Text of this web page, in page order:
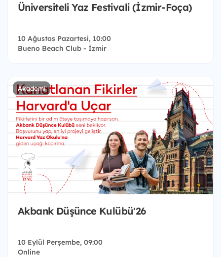
Üniversiteli Yaz Festivali (İzmir-Foça)
10 Ağustos Pazartesi, 10:00
Bueno Beach Club - İzmir
Akademi
Akbank Düşünce Kulübü'26
10 Eylül Perşembe, 09:00
Online